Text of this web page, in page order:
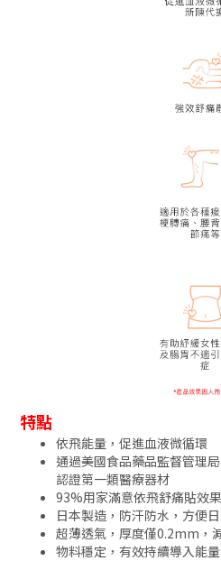
特點
依飛能量，促進血液微循環
通過美國食品藥品監督管理
認證第一類醫療器材
93%用家滿意依飛舒痛貼效
日本製造，防汗防水，方便
超薄透氣，厚度僅0.2mm，
物料穩定，有效持續導入能